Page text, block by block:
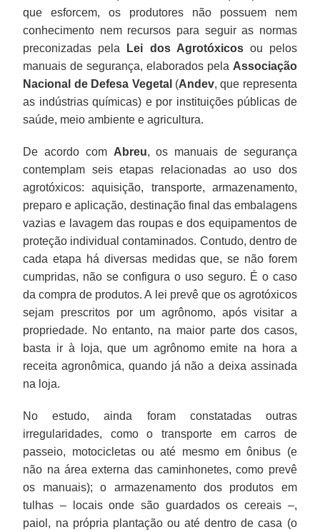
que esforcem, os produtores não possuem nem
conhecimento nem recursos para seguir as normas
preconizadas pela
Lei dos Agrotóxicosou pelos
manuais de segurança, elaborados pela Associação
Nacional de Defesa Vegetal (Andev, que representa
as indústrias químicas) e por instituições públicas de
saúde, meio ambiente e agricultura.
De acordo com Abreu, os manuais de segurança
contemplam seis etapas relacionadas ao uso dos
agrotóxicos: aquisição, transporte, armazenamento,
preparo e aplicação, destinação final das embalagens
vazias e lavagem das roupas e dos equipamentos de
proteção individual contaminados. Contudo, dentro de
cada etapa há diversas medidas que, se não forem
cumpridas, não se configura o uso seguro. É o caso
da compra de produtos. A lei prevê que os agrotóxicos
sejam prescritos por um agrônomo, após visitar a
propriedade. No entanto, na maior parte dos casos,
basta ir à loja, que um agrônomo emite na hora a
receita agronômica, quando já não a deixa assinada
na loja.
No estudo, ainda foram constatadas outras
irregularidades, como o transporte em carros de
passeio, motocicletas ou até mesmo em ônibus (e
não na área externa das caminhonetes, como prevê
os manuais); o armazenamento dos produtos em
tulhas – locais onde são guardados os cereais –,
paiol, na própria plantação ou até dentro de casa (o